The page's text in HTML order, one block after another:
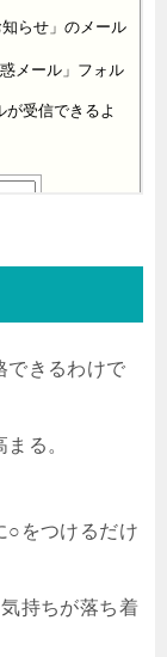
できるわけで
る。
○をつけるだけ
持ちが落ち着